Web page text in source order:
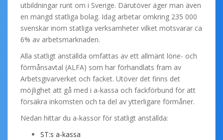
utbildningar runt om i Sverige. Därutöver äger man även
en mängd statliga bolag. Idag arbetar omkring 235 000
svenskar inom statliga verksamheter vilket motsvarar ca
6% av arbetsmarknaden.
Alla statligt anställda omfattas av ett allmänt löne- och
förmånsavtal (ALFA) som har förhandlats fram av
Arbetsgivarverket och facket. Utöver det finns det
möjlighet att gå med i a-kassa och fackförbund för att
försäkra inkomsten och ta del av ytterligare förmåner.
Nedan hittar du a-kassor för statligt anställda:
ST:s a-kassa